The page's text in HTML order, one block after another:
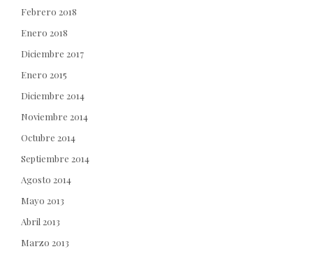
Febrero 2018
Enero 2018
Diciembre 2017
Enero 2015
Diciembre 2014
Noviembre 2014
Octubre 2014
Septiembre 2014
Agosto 2014
Mayo 2013
Abril 2013
Marzo 2013